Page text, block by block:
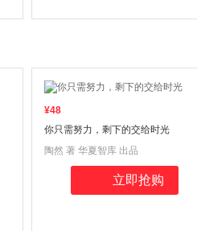
¥48
你只需努力，剩下的交给时光
陶然 著 华夏智库 出品
立即抢购